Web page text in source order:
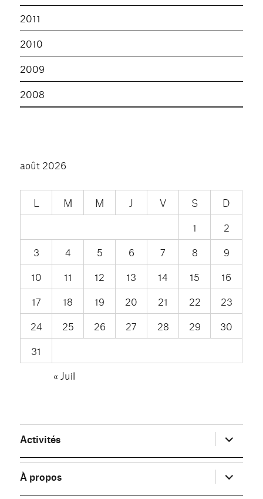
2011
2010
2009
2008
août 2026
L M M J V S
D
1
2
3
4 5 6 7 8
9
10
11 12 13 14 15
16
17
18 19 20 21 22
23
24
25 26 27 28 29
30
31
« Juil
Activités ouvrir
le
sous-
menu
À propos
ouvrir
le
sous-